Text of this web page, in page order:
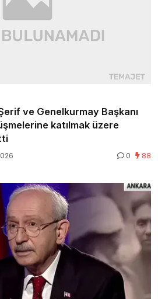
ve Genelkurmay Başkanı
katılmak üzere
0 88